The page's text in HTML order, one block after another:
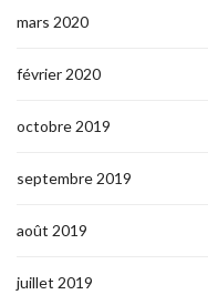
mars 2020
février 2020
octobre 2019
septembre 2019
août 2019
juillet 2019